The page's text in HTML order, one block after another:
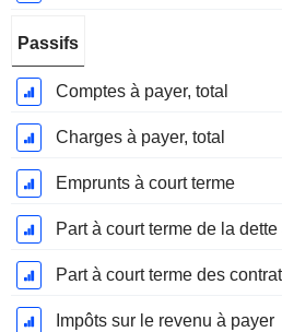
Passifs
Comptes à payer, total
Charges à payer, total
Emprunts à court terme
Part à court terme de la
Part à court terme des
Impôts sur le revenu à payer